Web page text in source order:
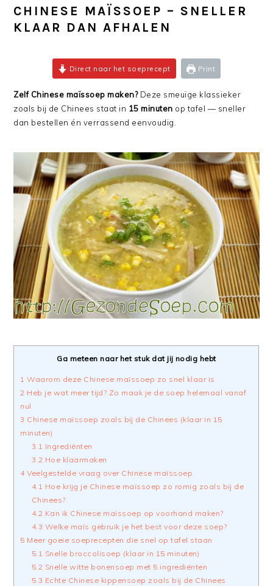
CHINESE MAÏSSOEP – SNELLER
KLAAR DAN AFHALEN
Direct naar het soeprecept Print
Zelf Chinese maïssoep maken?Deze smeuïge klassieker
zoals bij de Chinees staat in 15 minuten op tafel — sneller
dan bestellen én verrassend eenvoudig.
Ga meteen naar het stuk dat jij nodig hebt
1 Waarom deze Chinese maïssoep zo snel klaar is
2 Heb je wat meer tijd? Zo maak je de soep helemaal vanaf
nul
3 Chinese maïssoep zoals bij de Chinees (klaar in 15
minuten)
3.1 Ingrediënten
3.2 Hoe klaarmaken
4Veelgestelde vraag over Chinese maïssoep
4.1 Hoe krijg je Chinese maïssoep zo romig zoals bij de
Chinees?
4.2 Kan ik Chinese maïssoep op voorhand maken?
4.3 Welke maïs gebruik je het best voor deze soep?
5 Meer goeie soeprecepten die snel op tafel staan
5.1 Snelle broccolisoep (klaar in 15 minuten)
5.2 Snelle witte bonensoep met 5 ingrediënten
5.3 Echte Chinese kippensoep zoals bij de Chinees